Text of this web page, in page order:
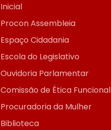
Inicial
Procon Assembleia
Espaço Cidadania
Escola do Legislativo
Ouvidoria Parlamentar
Comissão de Ética Funcional
Procuradoria da Mulher
Biblioteca